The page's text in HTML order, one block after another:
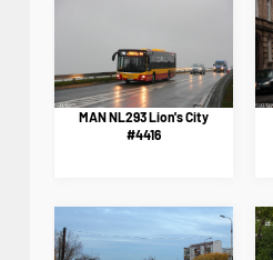
MAN NL293 Lion's City
#4416